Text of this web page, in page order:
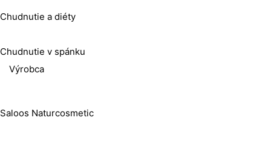
Chudnutie a diéty
Chudnutie v spánku
Výrobca
Saloos Naturcosmetic